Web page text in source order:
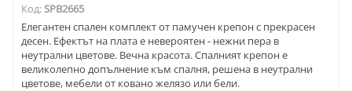
Код:SPB2665
Елегантен спален комплект от памучен крепон с прекрасен
десен. Ефектът на плата е невероятен - нежни пера в
неутрални цветове. Вечна красота. Спалният крепон е
великолепно допълнение към спалня, решена в неутрални
цветове, мебели от ковано желязо или бели.